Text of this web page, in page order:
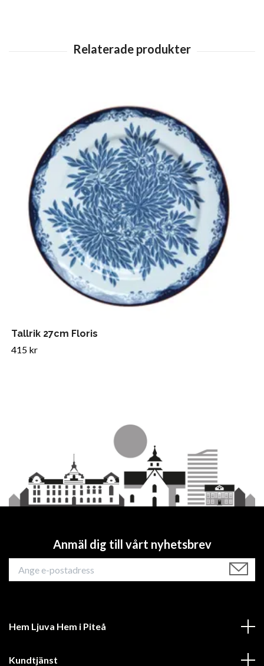
Tallrik 27cm Floris
415 kr
Anmäl dig till vårt nyhetsbrev
Hem Ljuva Hem i Piteå
Kundtjänst